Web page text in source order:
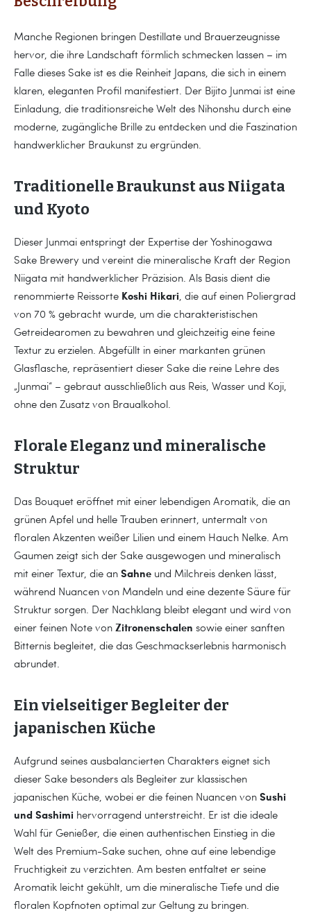
Manche Regionen bringen Destillate und Brauerzeugnisse
hervor, die ihre Landschaft förmlich schmecken lassen – im
Falle dieses Sake ist es die Reinheit Japans, die sich in einem
klaren, eleganten Profil manifestiert. Der Bijito Junmai ist eine
Einladung, die traditionsreiche Welt des Nihonshu durch eine
moderne, zugängliche Brille zu entdecken und die Faszination
handwerklicher Braukunst zu ergründen.
Traditionelle Braukunst aus Niigata
und Kyoto
Dieser Junmai entspringt der Expertise der Yoshinogawa
Sake Brewery und vereint die mineralische Kraft der Region
Niigata mit handwerklicher Präzision. Als Basis dient die
renommierte Reissorte Koshi Hikari, die auf einen Poliergrad
von 70 % gebracht wurde, um die charakteristischen
Getreidearomen zu bewahren und gleichzeitig eine feine
Textur zu erzielen. Abgefüllt in einer markanten grünen
Glasflasche, repräsentiert dieser Sake die reine Lehre des
„Junmai“ – gebraut ausschließlich aus Reis, Wasser und Koji,
ohne den Zusatz von Braualkohol.
Florale Eleganz und mineralische
Struktur
Das Bouquet eröffnet mit einer lebendigen Aromatik, die an
grünen Apfel und helle Trauben erinnert, untermalt von
floralen Akzenten weißer Lilien und einem Hauch Nelke. Am
Gaumen zeigt sich der Sake ausgewogen und mineralisch
mit einer Textur, die an Sahne und Milchreis denken lässt,
während Nuancen von Mandeln und eine dezente Säure für
Struktur sorgen. Der Nachklang bleibt elegant und wird von
einer feinen Note von Zitronenschalen sowie einer sanften
Bitternis begleitet, die das Geschmackserlebnis harmonisch
abrundet.
Ein vielseitiger Begleiter der
japanischen Küche
Aufgrund seines ausbalancierten Charakters eignet sich
dieser Sake besonders als Begleiter zur klassischen
japanischen Küche, wobei er die feinen Nuancen von Sushi
und Sashimi hervorragend unterstreicht. Er ist die ideale
Wahl für Genießer, die einen authentischen Einstieg in die
Welt des Premium-Sake suchen, ohne auf eine lebendige
Fruchtigkeit zu verzichten. Am besten entfaltet er seine
Aromatik leicht gekühlt, um die mineralische Tiefe und die
floralen Kopfnoten optimal zur Geltung zu bringen.